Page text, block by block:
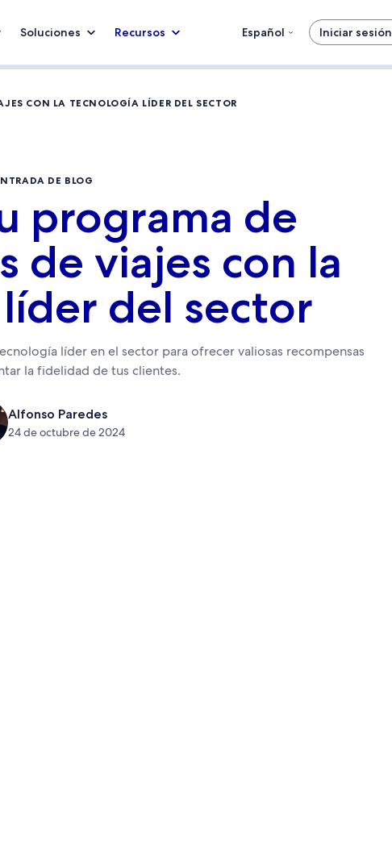
Soluciones Recursos Español Iniciar sesión
CON LA TECNOLOGÍA LÍDER DEL SECTOR
DE BLOG
programa de
de viajes con la
del sector
líder en el sector para ofrecer valiosas recompensas
la fidelidad de tus clientes.
Alfonso Paredes
24 de octubre de 2024